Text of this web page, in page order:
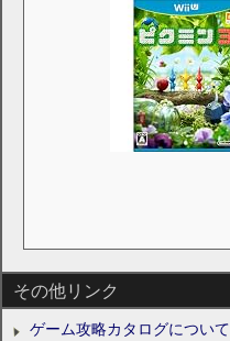
その他リンク
ゲーム攻略カタログについて